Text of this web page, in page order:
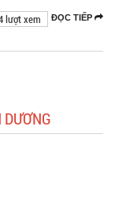
ĐỌC TIẾP
lượt xem